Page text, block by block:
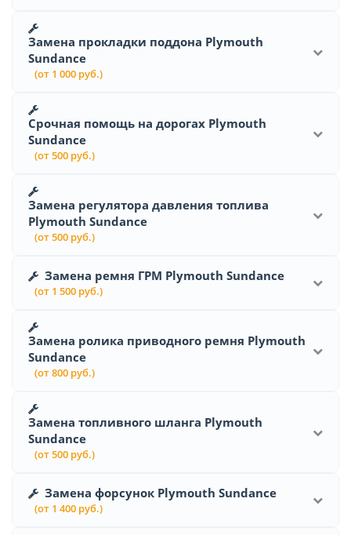
Замена прокладки поддона Plymouth
Sundance
(от 1 000 руб.)
Срочная помощь на дорогах Plymouth
Sundance
(от 500 руб.)
Замена регулятора давления топлива
Plymouth Sundance
(от 500 руб.)
Замена ремня ГРМ Plymouth Sundance
(от 1 500 руб.)
Замена ролика приводного ремня Plymouth
Sundance
(от 800 руб.)
Замена топливного шланга Plymouth
Sundance
(от 500 руб.)
Замена форсунок Plymouth Sundance
(от 1 400 руб.)